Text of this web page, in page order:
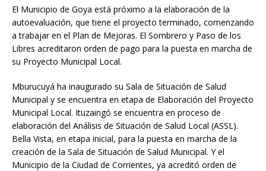
El Municipio de Goya está próximo a la elaboración de la
autoevaluación, que tiene el proyecto terminado, comenzando
a trabajar en el Plan de Mejoras. El Sombrero y Paso de los
Libres acreditaron orden de pago para la puesta en marcha de
su Proyecto Municipal Local.
Mburucuyá ha inaugurado su Sala de Situación de Salud
Municipal y se encuentra en etapa de Elaboración del Proyecto
Municipal Local. Ituzaingó se encuentra en proceso de
elaboración del Análisis de Situación de Salud Local (ASSL).
Bella Vista, en etapa inicial, para la puesta en marcha de la
creación de la Sala de Situación de Salud Municipal. Y el
Municipio de la Ciudad de Corrientes, ya acreditó orden de